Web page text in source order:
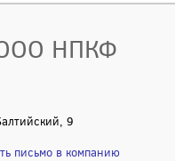
НПКФ
9
письмо в компанию